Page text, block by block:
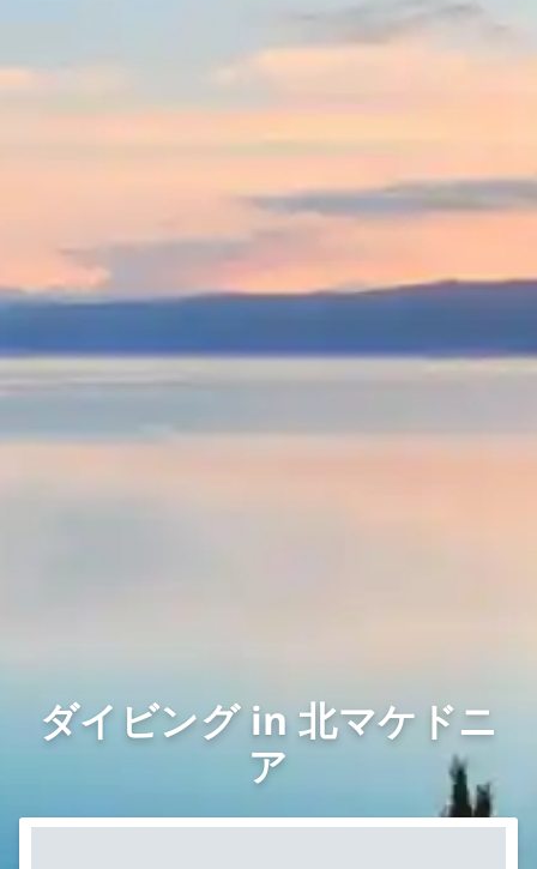
ダイビング in 北マケドニ
ア